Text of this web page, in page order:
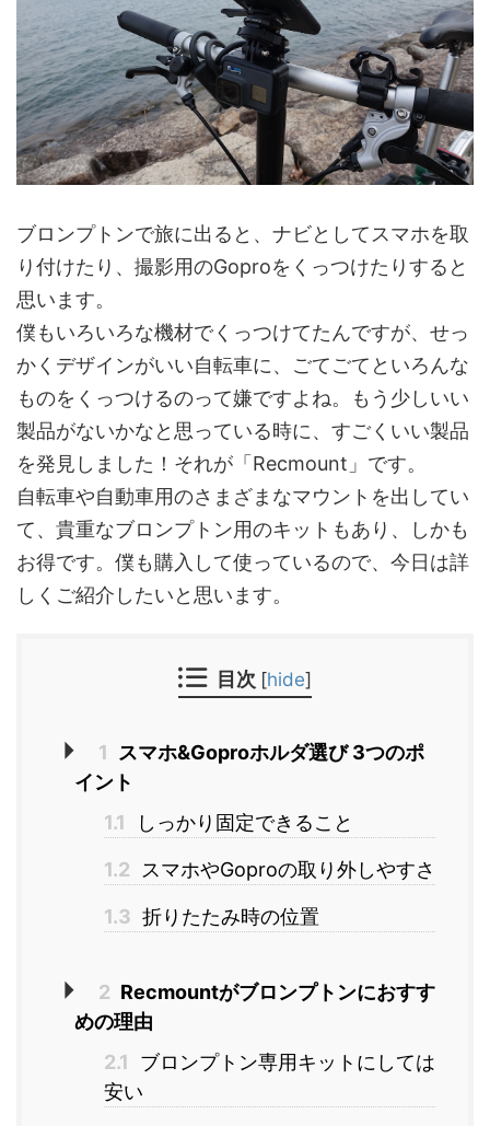
ブロンプトンで旅に出ると、ナビとしてスマホを取
り付けたり、撮影用のGoproをくっつけたりすると
思います。
僕もいろいろな機材でくっつけてたんですが、せっ
かくデザインがいい自転車に、ごてごてといろんな
ものをくっつけるのって嫌ですよね。もう少しいい
製品がないかなと思っている時に、すごくいい製品
を発見しました！それが「Recmount」です。
自転車や自動車用のさまざまなマウントを出してい
て、貴重なブロンプトン用のキットもあり、しかも
お得です。僕も購入して使っているので、今日は詳
しくご紹介したいと思います。
目次 [hide]
1 スマホ&Goproホルダ選び 3つのポ
イント
1.1
しっかり固定できること
1.2 スマホやGoproの取り外しやすさ
1.3 折りたたみ時の位置
2 Recmountがブロンプトンにおすす
めの理由
2.1
ブロンプトン専用キットにしては
安い